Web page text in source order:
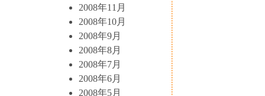
2008年11月
2008年10月
2008年9月
2008年8月
2008年7月
2008年6月
2008年5月